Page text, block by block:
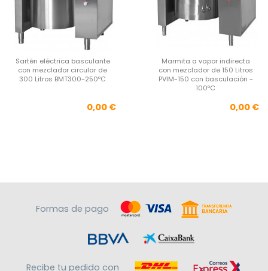
Sartén eléctrica basculante
con mezclador circular de
300 Litros BMT300-250ºC
Precio
0,00 €
Marmita a vapor indirecta
con mezclador de 150 Litros
PVIM-150 con basculación -
100ºC
0,00 €
Formas de pago
Recibe tu pedido con